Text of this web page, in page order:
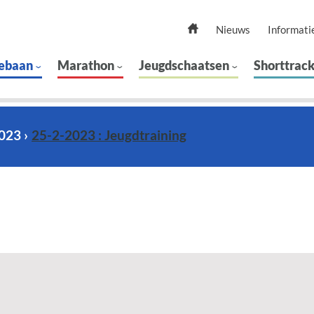
Nieuws
Marathon Jeugdschaatsen Shorttrack
25-2-2023 : Jeugdtraining